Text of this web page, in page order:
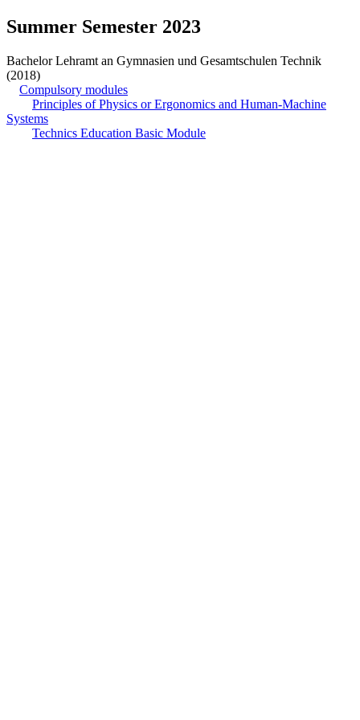
Summer Semester 2023
Bachelor Lehramt an Gymnasien und Gesamtschulen Technik
(2018)
Compulsory modules
Principles of Physics or Ergonomics and Human-Machine
Systems
Technics Education Basic Module